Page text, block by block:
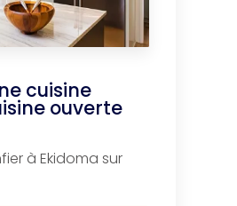
cuisine
ouverte
à Ekidoma sur